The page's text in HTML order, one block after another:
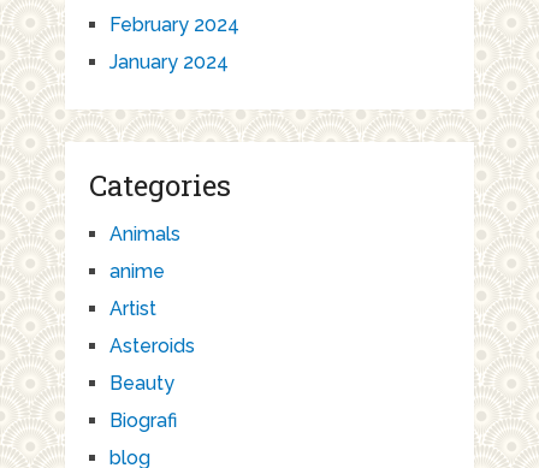
February 2024
January 2024
Categories
Animals
anime
Artist
Asteroids
Beauty
Biografi
blog